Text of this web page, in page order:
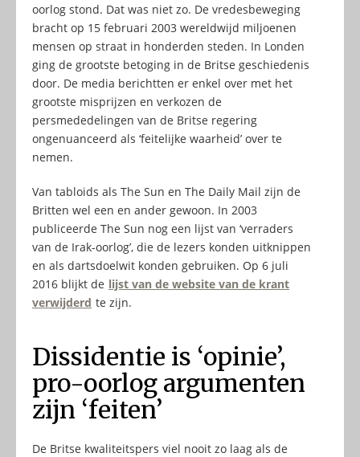
oorlog stond. Dat was niet zo. De vredesbeweging
bracht op 15 februari 2003 wereldwijd miljoenen
mensen op straat in honderden steden. In Londen
ging de grootste betoging in de Britse geschiedenis
door. De media berichtten er enkel over met het
grootste misprijzen en verkozen de
persmededelingen van de Britse regering
ongenuanceerd als ‘feitelijke waarheid’ over te
nemen.
Van tabloids als The Sun en The Daily Mail zijn de
Britten wel een en ander gewoon. In 2003
publiceerde The Sun nog een lijst van ‘verraders
van de Irak-oorlog’, die de lezers konden uitknippen
en als dartsdoelwit konden gebruiken. Op 6 juli
2016 blijkt de lijst van de website van de krant
verwijderd te zijn.
Dissidentie is ‘opinie’,
pro-oorlog argumenten
zijn ‘feiten’
De Britse kwaliteitspers viel nooit zo laag als de